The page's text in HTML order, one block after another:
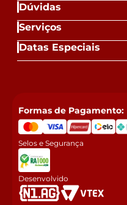
Dúvidas
Serviços
Datas Especiais
Formas de Pagamento:
Selos e Segurança
Desenvolvido